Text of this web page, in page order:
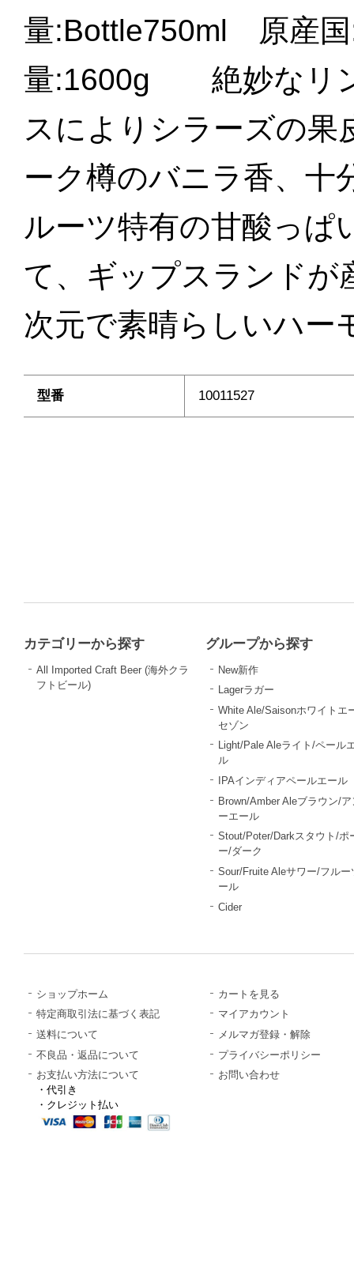
量:Bottle750ml 原産
量:1600g 絶妙なリン
スによりシラーズの果
ーク樽のバニラ香、十
ルーツ特有の甘酸っぱ
て、ギップスランドが
次元で素晴らしいハー
型番 10011527
カテゴリーから探す
All Imported Craft Beer (海外クラ
フトビール)
グループから探す
New新作
Lagerラガー
White Ale/Saisonホワイトエ
セゾン
Light/Pale Aleライト/ペール
ル
IPAインディアペールエール
Brown/Amber Aleブラウン/ア
ーエール
Stout/Poter/Darkスタウト/ポ
ー/ダーク
Sour/Fruite Aleサワー/フルー
ール
Cider
ショップホーム
特定商取引法に基づく表記
送料について
不良品・返品について
お支払い方法について
・代引き
・クレジット払い
カートを見る
マイアカウント
メルマガ登録・解除
プライバシーポリシー
お問い合わせ